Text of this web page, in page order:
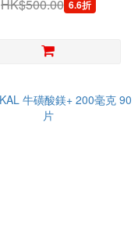
HK$500.00 6.6折